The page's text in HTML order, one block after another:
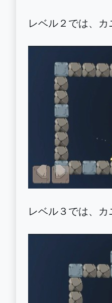
レベル２では、
レベル３では、